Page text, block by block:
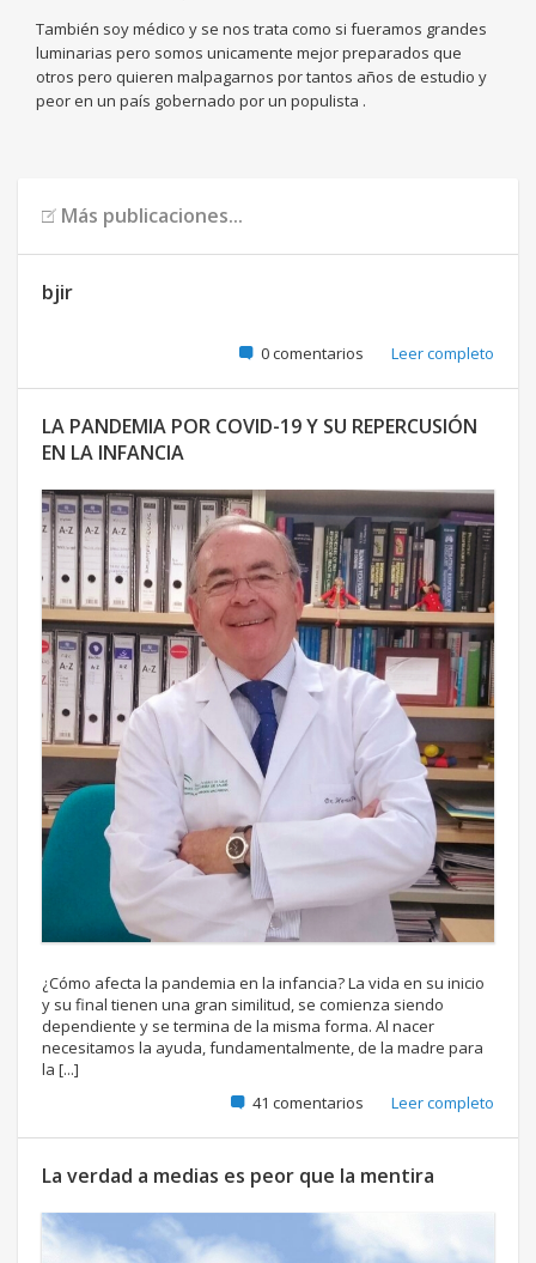
También soy médico y se nos trata como si fueramos grandes
luminarias pero somos unicamente mejor preparados que
otros pero quieren malpagarnos por tantos años de estudio y
peor en un país gobernado por un populista .
Más publicaciones...
bjir
0 comentarios Leer completo
LA PANDEMIA POR COVID-19 Y SU REPERCUSIÓN
EN LA INFANCIA
¿Cómo afecta la pandemia en la infancia? La vida en su inicio
y su final tienen una gran similitud, se comienza siendo
dependiente y se termina de la misma forma. Al nacer
necesitamos la ayuda, fundamentalmente, de la madre para
la [...]
41 comentarios
Leer completo
La verdad a medias es peor que la mentira